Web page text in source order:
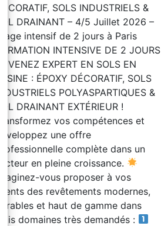
DÉCORATIF, SOLS INDUSTRIELS &
SOL DRAINANT – 4/5 Juillet 2026 –
Stage intensif de 2 jours à Paris
FORMATION INTENSIVE DE 2 JOURS
DEVENEZ EXPERT EN SOLS EN
RÉSINE : ÉPOXY DÉCORATIF, SOLS
INDUSTRIELS POLYASPARTIQUES &
SOL DRAINANT EXTÉRIEUR !
Transformez vos compétences et
développez une offre
professionnelle complète dans un
secteur en pleine croissance.
Imaginez-vous proposer à vos
clients des revêtements modernes,
durables et haut de gamme dans
trois domaines très demandés :